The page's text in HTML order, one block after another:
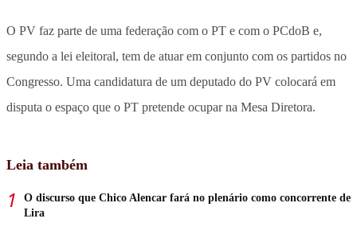
O PV faz parte de uma federação com o PT e com o PCdoB e,
segundo a lei eleitoral, tem de atuar em conjunto com os partidos no
Congresso. Uma candidatura de um deputado do PV colocará em
disputa o espaço que o PT pretende ocupar na Mesa Diretora.
Leia também
O discurso que Chico Alencar fará no plenário como concorrente de
Lira